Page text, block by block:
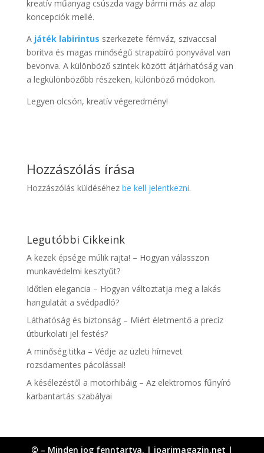
kreatív műanyag csúszda vagy bármi más az alap
koncepciók mellé.
A játék labirintus szerkezete fémváz, szivaccsal
borítva és magas minőségű strapabíró ponyvával van
bevonva. A különböző szintek között átjárhatóság van
a legkülönbözőbb részeken, különböző módokon.
Legyen olcsón, kreatív végeredmény!
Hozzászólás írása
Hozzászólás küldéséhez be kell jelentkezni.
Legutóbbi Cikkeink
A kezek épsége múlik rajta! – Hogyan válasszon
munkavédelmi kesztyűt?
Időtlen elegancia – Hogyan változtatja meg a lakás
hangulatát a svédpadló?
Láthatóság és biztonság – Miért életmentő a precíz
útburkolati jel festés?
A minőség titka – Védje az üzleti hírnevet
rozsdamentes pácolással!
A késélezéstől a motorhibáig – Az elektromos fűnyíró
karbantartás szabályai
© – Minden jog fenntartva. | iparimagazin.net |